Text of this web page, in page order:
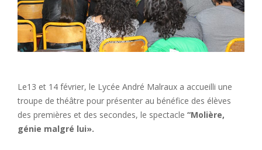
Le13 et 14 février, le Lycée André Malraux a accueilli une
troupe de théâtre pour présenter au bénéfice des élèves
des premières et des secondes, le spectacle “Molière,
génie malgré lui».